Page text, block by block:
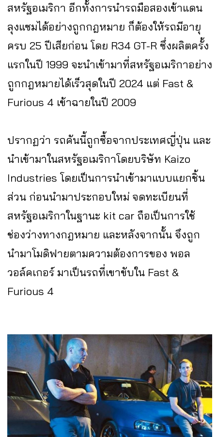
สหรัฐอเมริกา อีกทั้งการนำรถมือสองเข้าแดน
ลุงแซมได้อย่างถูกกฎหมาย ก็ต้องให้รถมีอายุ
ครบ 25 ปีเสียก่อน โดย R34 GT-R ซึ่งผลิตครั้ง
แรกในปี 1999 จะนำเข้ามาที่สหรัฐอเมริกาอย่าง
ถูกกฎหมายได้เร็วสุดในปี 2024 แต่ Fast &
Furious 4 เข้าฉายในปี 2009
ปรากฏว่า รถคันนี้ถูกซื้อจากประเทศญี่ปุ่น และ
นำเข้ามาในสหรัฐอเมริกาโดยบริษัท Kaizo
Industries โดยเป็นการนำเข้ามาแบบแยกชิ้น
ส่วน ก่อนนำมาประกอบใหม่ จดทะเบียนที่
สหรัฐอเมริกาในฐานะ kit car ถือเป็นการใช้
ช่องว่างทางกฎหมาย และหลังจากนั้น จึงถูก
นำมาโมดิฟายตามความต้องการของ พอล
วอล์คเกอร์ มาเป็นรถที่เขาขับใน Fast &
Furious 4